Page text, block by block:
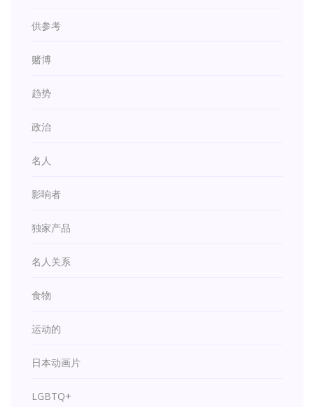
供参考
赌博
趋势
政治
名人
影响者
独家产品
名人关系
食物
运动的
日本动画片
LGBTQ+